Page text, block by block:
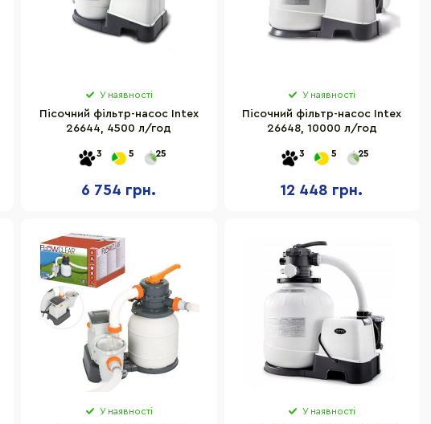
У наявності
Пісочний фільтр-насос Intex
26644, 4500 л/год
3 5 25
6 754 грн.
У наявності
Пісочний фільтр-насос Intex
26648, 10000 л/год
3 5 25
12 448 грн.
У наявності У наявності